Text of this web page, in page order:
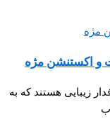
و اکستنشن مژه
زیبایی هستند که به